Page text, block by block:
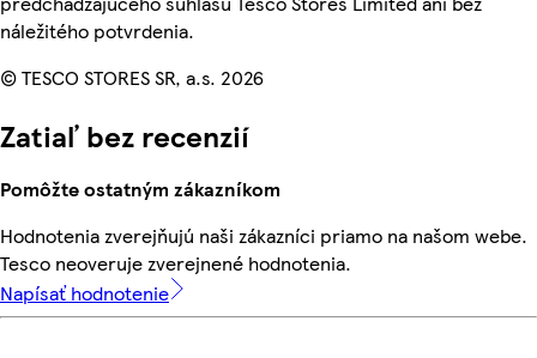
náležitého potvrdenia.
© TESCO STORES SR, a.s. 2026
Zatiaľ bez recenzií
Pomôžte ostatným zákazníkom
Hodnotenia zverejňujú naši zákazníci priamo na našom webe.
Tesco neoveruje zverejnené hodnotenia.
Napísať hodnotenie